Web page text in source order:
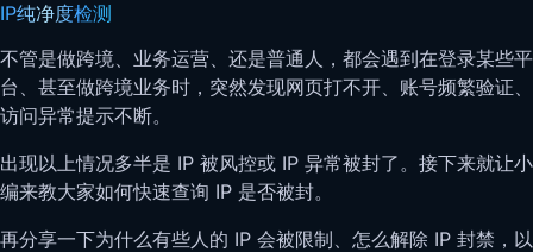
IP纯净度检测
不管是做跨境、业务运营、还是普通人，都会遇到在登录某些平
台、甚至做跨境业务时，突然发现网页打不开、账号频繁验证、
访问异常提示不断。
出现以上情况多半是 IP 被风控或 IP 异常被封了。接下来就让小
编来教大家如何快速查询 IP 是否被封。
再分享一下为什么有些人的 IP 会被限制、怎么解除 IP 封禁，以